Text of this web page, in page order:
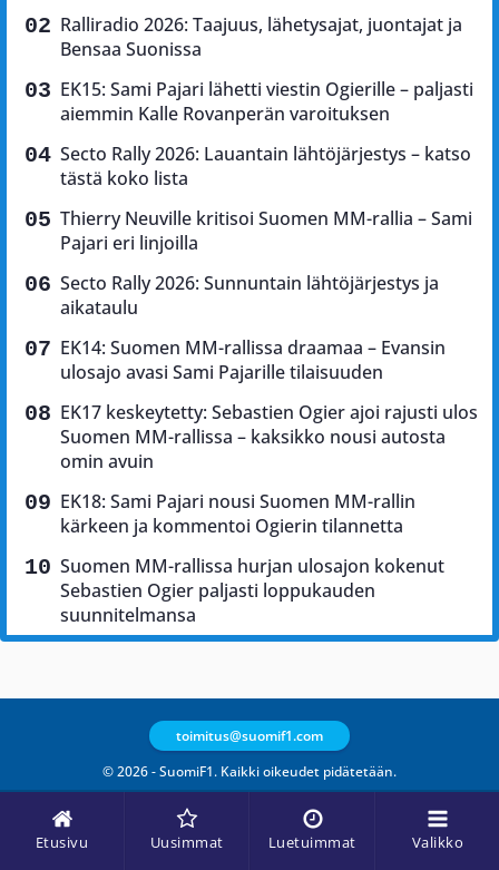
Etusivu Uusimmat Luetuimmat Valikko
Ralliradio 2026: Taajuus, lähetysajat, juontajat ja
Bensaa Suonissa
EK15: Sami Pajari lähetti viestin Ogierille – paljasti
aiemmin Kalle Rovanperän varoituksen
Secto Rally 2026: Lauantain lähtöjärjestys – katso
tästä koko lista
Thierry Neuville kritisoi Suomen MM-rallia – Sami
Pajari eri linjoilla
Secto Rally 2026: Sunnuntain lähtöjärjestys ja
aikataulu
EK14: Suomen MM-rallissa draamaa – Evansin
ulosajo avasi Sami Pajarille tilaisuuden
EK17 keskeytetty: Sebastien Ogier ajoi rajusti ulos
Suomen MM-rallissa – kaksikko nousi autosta
omin avuin
EK18: Sami Pajari nousi Suomen MM-rallin
kärkeen ja kommentoi Ogierin tilannetta
Suomen MM-rallissa hurjan ulosajon kokenut
Sebastien Ogier paljasti loppukauden
suunnitelmansa
© 2026 - SuomiF1. Kaikki oikeudet pidätetään.
toimitus@suomif1.com